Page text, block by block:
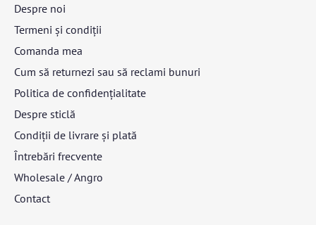
Despre noi
Termeni și condiții
Comanda mea
Cum să returnezi sau să reclami bunuri
Politica de confidențialitate
Despre sticlă
Condiții de livrare și plată
Întrebări frecvente
Wholesale / Angro
Contact